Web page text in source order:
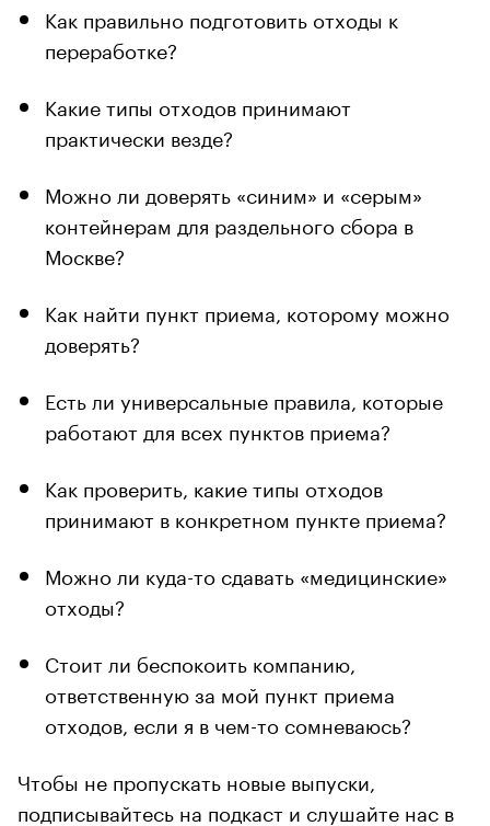
Как правильно подготовить отходы к
переработке?
Какие типы отходов принимают
практически везде?
Можно ли доверять «синим» и «серым»
контейнерам для раздельного сбора в
Москве?
Как найти пункт приема, которому можно
доверять?
Есть ли универсальные правила, которые
работают для всех пунктов приема?
Как проверить, какие типы отходов
принимают в конкретном пункте приема?
Можно ли куда-то сдавать «медицинские»
отходы?
Стоит ли беспокоить компанию,
ответственную за мой пункт приема
отходов, если я в чем-то сомневаюсь?
Чтобы не пропускать новые выпуски,
подписывайтесь на подкаст и слушайте нас в